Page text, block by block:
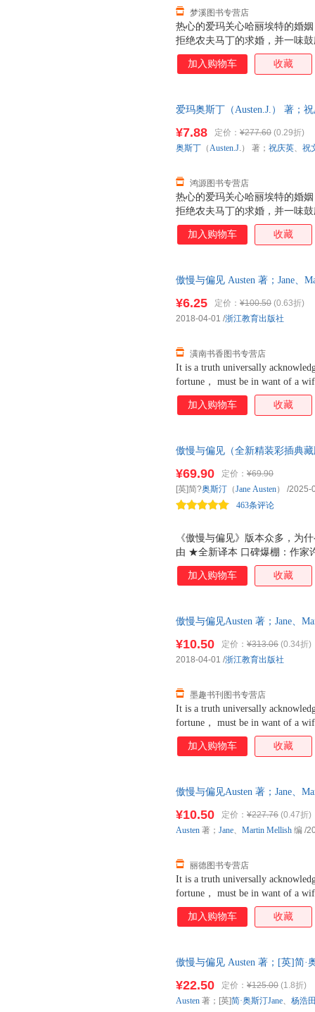
热心的爱玛关心哈丽埃特的婚
拒绝农夫马丁的求婚，并一味
利比爱玛大十六岁，他始终爱
此主观地干预别人的恋爱和婚
·菲尔费克斯，以及马丁和哈丽
梦溪图书专营店
加入购物车 收藏
爱玛奥斯丁（Austen.J.） 著；
热心的爱玛关心哈丽埃特的婚
拒绝农夫马丁的求婚，并一味
利比爱玛大十六岁，他始终爱
此主观地干预别人的恋爱和婚
·菲尔费克斯，以及马丁和哈丽
¥7.88 定价： ¥277.60 (0.29折)
鸿源图书专营店
奥斯丁 （Austen.J.） 著； 祝庆英、 祝
加入购物车 收藏
傲慢与偏见 Austen 著；Jane、
It is a truth universally
fortune， must be in want of a
of such a man may be on his
fixed in the minds of the
和伊丽莎白由于傲慢和偏见而
简和莉迪亚是贝内特家五个女
也是伊丽莎白的朋友。男主人
而柯林斯则是贝内特家的远房
¥6.25 定价： ¥100.50 (0.63折)
潢南书香图书专营店
2018-04-01 /浙江教育出版社
加入购物车 收藏
傲慢与偏见（全新精装彩插典
如潮！作者诞辰250年全新纪念
册！只考虑金钱的婚恋是荒谬
著，认准作家榜！
《傲慢与偏见》版本众多，为
由 ★全新译本 口碑爆棚：作家
新装帧 宜读宜藏：内外定制双
并茂：12幅全彩插图，生动还
长历程。
¥69.90 定价： ¥69.90
463条评论
[英]简?奥斯汀 （Jane Austen） /2025-
加入购物车 收藏
傲慢与偏见Austen 著；Jane、
It is a truth universally
fortune， must be in want of a
of such a man may be on his
fixed in the minds of the
和伊丽莎白由于傲慢和偏见而
简和莉迪亚是贝内特家五个女
也是伊丽莎白的朋友。男主人
¥10.50 定价： ¥313.06 (0.34折)
墨趣书刊图书专营店
2018-04-01 /浙江教育出版社
加入购物车 收藏
傲慢与偏见Austen 著；Jane、
It is a truth universally
fortune， must be in want of a
of such a man may be on his
fixed in the minds of the
和伊丽莎白由于傲慢和偏见而
简和莉迪亚是贝内特家五个女
也是伊丽莎白的朋友。男主人
¥10.50 定价： ¥227.76 (0.47折)
丽德图书专营店
Austen 著； Jane、 Martin Mellish 编 /
加入购物车 收藏
傲慢与偏见 Austen 著；[英]简·
¥22.50 定价： ¥125.00 (1.8折)
Austen 著；[英]简·奥斯汀Jane、 杨浩